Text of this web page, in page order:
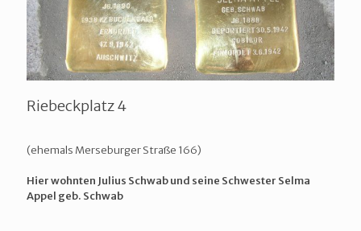
Riebeckplatz 4
(ehemals Merseburger Straße 166)
Hier wohnten Julius Schwab und seine Schwester Selma
Appel geb. Schwab